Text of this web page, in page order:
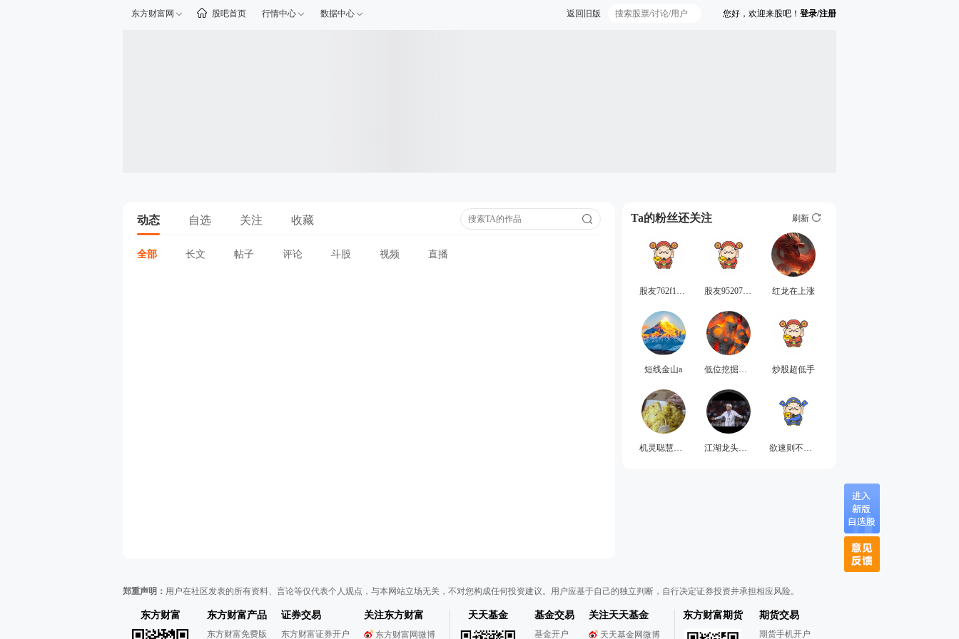
东方财富网 股吧首页 行情中心 数据中心 您好，欢迎来股吧！ 登录/注册
返回旧版
动态 自选 关注 收藏
全部 长文 帖子 评论 斗股 视频 直播
Ta的粉丝还关注 刷新
股友762f1789y3 股友95207N1q96 红龙在上涨
短线金山a 低位挖掘追涨杀跌 炒股超低手
机灵聪慧的婉兮5 江湖龙头战法 欲速则不达老A
郑重声明： 用户在社区发表的所有资料、言论等仅代表个人观点，与本网站立场无关，不对您构成任何投资建议。用户应基于自己的独立判断，自行决定证券投资并承担相应风险。
东方财富 东方财富产品
东方财富免费版
证券交易
东方财富证券开户
关注东方财富
东方财富网微博
天天基金 基金交易
基金开户
关注天天基金
天天基金网微博
东方财富期货 期货交易
期货手机开户